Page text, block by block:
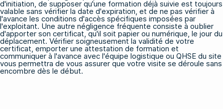
d'initiation, de supposer qu'une formation déjà suivie est toujours
valable sans vérifier la date d'expiration, et de ne pas vérifier à
l'avance les conditions d'accès spécifiques imposées par
l'exploitant. Une autre négligence fréquente consiste à oublier
d'apporter son certificat, qu'il soit papier ou numérique, le jour du
déplacement. Vérifier soigneusement la validité de votre
certificat, emporter une attestation de formation et
communiquer à l'avance avec l'équipe logistique ou QHSE du site
vous permettra de vous assurer que votre visite se déroule sans
encombre dès le début.